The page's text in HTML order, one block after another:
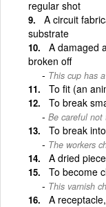
regular shot
A circuit
substrate
A damaged
broken off
This cup has
To fit (an
To break
Be careful not
To break
The workers
A dried
To become
This varnish
A